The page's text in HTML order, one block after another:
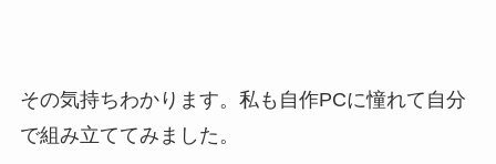
その気持ちわかります。私も自作PCに憧れて自分
で組み立ててみました。